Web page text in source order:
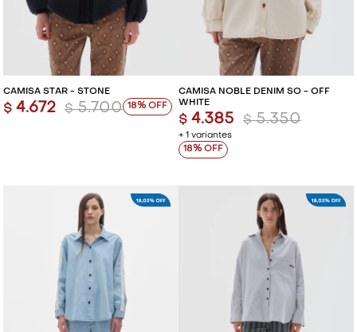
CAMISA STAR - STONE
$ 4.672 $ 5.700 18
CAMISA NOBLE DENIM SO - OFF
WHITE
+ 1 variantes
$ 4.385 $ 5.350
18